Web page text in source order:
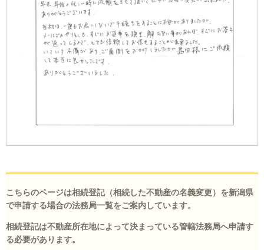
こちらのページは相続登記（相続した不動産の名義変更）を新潟県
で申請する場合の法務局一覧をご案内しています。
相続登記は不動産所在地によって決まっている管轄法務局へ申請す
る必要があります。